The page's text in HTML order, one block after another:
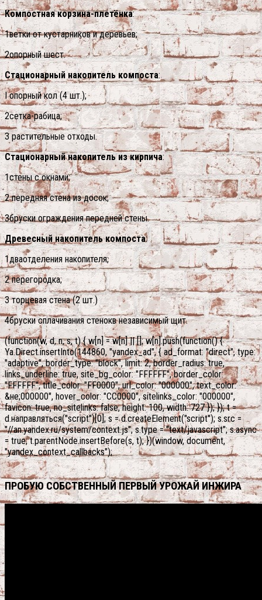
Компостная корзина-плетёнка:
1ветки от кустарников и деревьев;
2опорный шест.
Стационарный накопитель компоста:
I опорный кол (4 шт.);
2сетка-рабица;
3 растительные отходы.
Стационарный накопитель из кирпича:
1стены с окнами;
2 передняя стена из досок;
3бруски ограждения передней стены.
Древесный накопитель компоста:
1дваотделения накопителя;
2 перегородка;
3 торцевая стена (2 шт.)
4бруски сплачивания стенокв независимый щит.
(function(w, d, n, s, t) { w[n] = w[n] || []; w[n].push(function() {
Ya.Direct.insertInto(144860, "yandex_ad", { ad_format: "direct", type:
"adaptive", border_type: "block", limit: 2, border_radius: true,
links_underline: true, site_bg_color: "FFFFFF", border_color:
"FFFFFF", title_color: "FF0000", url_color: "000000", text_color:
&не;000000", hover_color: "CC0000", sitelinks_color: "000000",
favicon: true, no_sitelinks: false, height: 100, width: 727 }); }); t =
d.направляться("script")[0]; s = d.createElement("script"); s.src =
"//an.yandex.ru/system/context.js"; s.type = "text/javascript"; s.async
= true; t.parentNode.insertBefore(s, t); })(window, document,
"yandex_context_callbacks");
ПРОБУЮ СОБСТВЕННЫЙ ПЕРВЫЙ УРОЖАЙ ИНЖИРА